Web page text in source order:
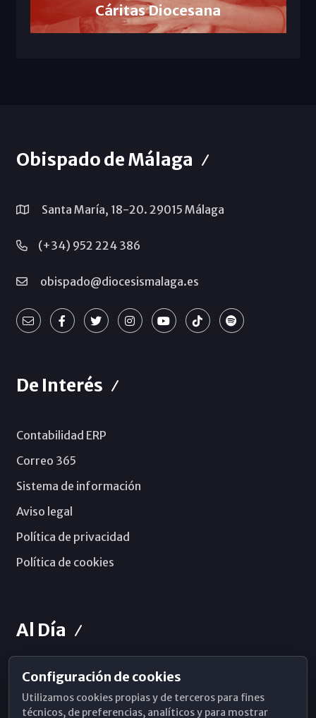
Cáritas Diocesana
Obispado de Málaga
Santa María, 18-20. 29015 Málaga
(+34) 952 224 386
obispado@diocesismalaga.es
De Interés
Contabilidad ERP
Correo 365
Sistema de información
Aviso legal
Política de privacidad
Política de cookies
Al Día
Horarios de Misa
Hemeroteca
Configuración de cookies
Utilizamos cookies propias y de terceros para fines
técnicos, de preferencias, analíticos y para mostrar